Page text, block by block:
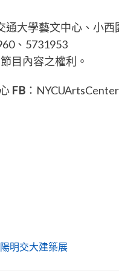
通大學藝文中心、小
、5731953
目內容之權利。
FB ：NYCUArtsCenter
明交大建築展